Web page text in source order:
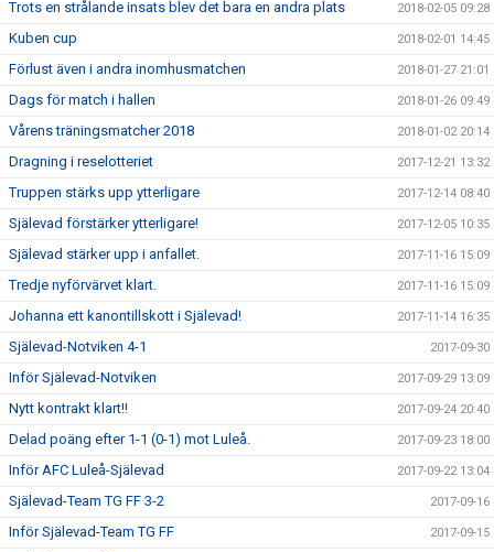
Trots en strålande insats blev det bara en andra plats 2018-02-05 09:28
Kuben cup 2018-02-01 14:45
Förlust även i andra inomhusmatchen 2018-01-27 21:01
Dags för match i hallen 2018-01-26 09:49
Vårens träningsmatcher 2018 2018-01-02 20:14
Dragning i reselotteriet 2017-12-21 13:32
Truppen stärks upp ytterligare 2017-12-14 08:40
Själevad förstärker ytterligare! 2017-12-05 10:35
Själevad stärker upp i anfallet. 2017-11-16 15:09
Tredje nyförvärvet klart. 2017-11-16 15:09
Johanna ett kanontillskott i Själevad! 2017-11-14 16:35
Själevad-Notviken 4-1 2017-09-30
Inför Själevad-Notviken 2017-09-29 13:09
Nytt kontrakt klart!! 2017-09-24 20:40
Delad poäng efter 1-1 (0-1) mot Luleå. 2017-09-23 18:00
Inför AFC Luleå-Själevad 2017-09-22 13:04
Själevad-Team TG FF 3-2 2017-09-16
Inför Själevad-Team TG FF 2017-09-15